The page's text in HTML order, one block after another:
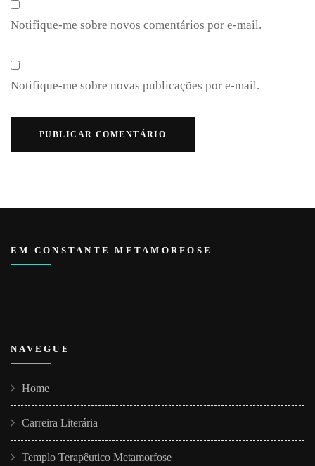
Notifique-me sobre novos comentários por e-mail.
Notifique-me sobre novas publicações por e-mail.
EM CONSTANTE METAMORFOSE
NAVEGUE
Home
Carreira Literária
Templo Terapêutico Metamorfose